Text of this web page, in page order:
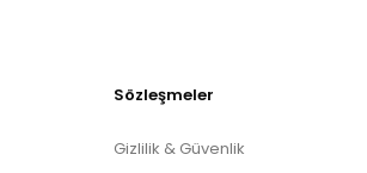
Sözleşmeler
Gizlilik & Güvenlik